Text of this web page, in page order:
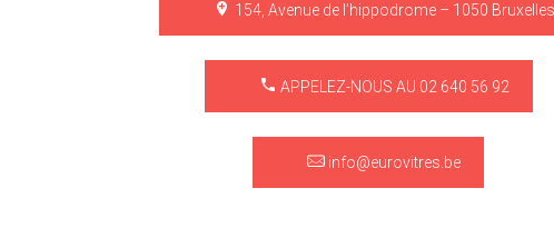
154, Avenue de l’hippodrome – 1050 Bruxelles
APPELEZ-NOUS AU 02 640 56 92
info@eurovitres.be